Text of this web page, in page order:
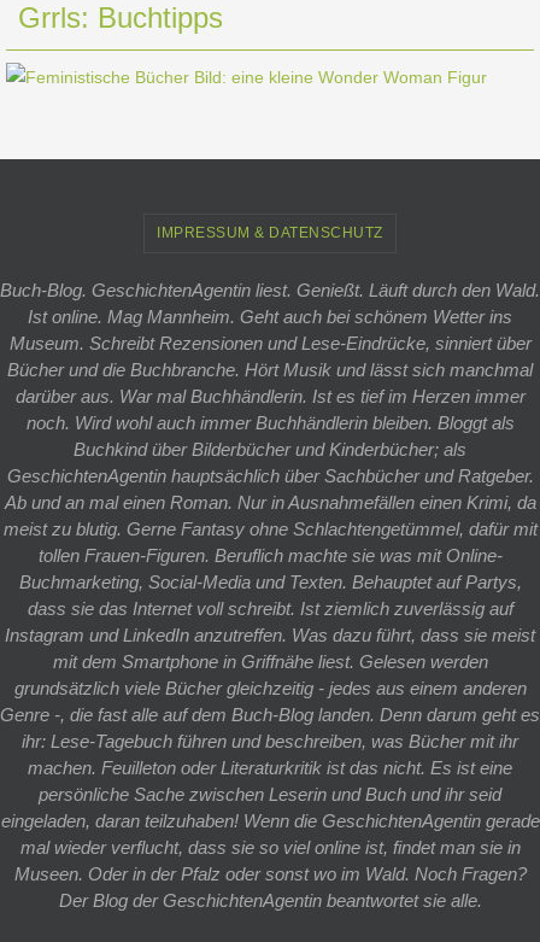
Grrls: Buchtipps
IMPRESSUM & DATENSCHUTZ
Buch-Blog. GeschichtenAgentin liest. Genießt. Läuft durch den Wald.
Ist online. Mag Mannheim. Geht auch bei schönem Wetter ins
Museum. Schreibt Rezensionen und Lese-Eindrücke, sinniert über
Bücher und die Buchbranche. Hört Musik und lässt sich manchmal
darüber aus. War mal Buchhändlerin. Ist es tief im Herzen immer
noch. Wird wohl auch immer Buchhändlerin bleiben. Bloggt als
Buchkind über Bilderbücher und Kinderbücher; als
GeschichtenAgentin hauptsächlich über Sachbücher und Ratgeber.
Ab und an mal einen Roman. Nur in Ausnahmefällen einen Krimi, da
meist zu blutig. Gerne Fantasy ohne Schlachtengetümmel, dafür mit
tollen Frauen-Figuren. Beruflich machte sie was mit Online-
Buchmarketing, Social-Media und Texten. Behauptet auf Partys,
dass sie das Internet voll schreibt. Ist ziemlich zuverlässig auf
Instagram und LinkedIn anzutreffen. Was dazu führt, dass sie meist
mit dem Smartphone in Griffnähe liest. Gelesen werden
grundsätzlich viele Bücher gleichzeitig - jedes aus einem anderen
Genre -, die fast alle auf dem Buch-Blog landen. Denn darum geht es
ihr: Lese-Tagebuch führen und beschreiben, was Bücher mit ihr
machen. Feuilleton oder Literaturkritik ist das nicht. Es ist eine
persönliche Sache zwischen Leserin und Buch und ihr seid
eingeladen, daran teilzuhaben! Wenn die GeschichtenAgentin gerade
mal wieder verflucht, dass sie so viel online ist, findet man sie in
Museen. Oder in der Pfalz oder sonst wo im Wald. Noch Fragen?
Der Blog der GeschichtenAgentin beantwortet sie alle.